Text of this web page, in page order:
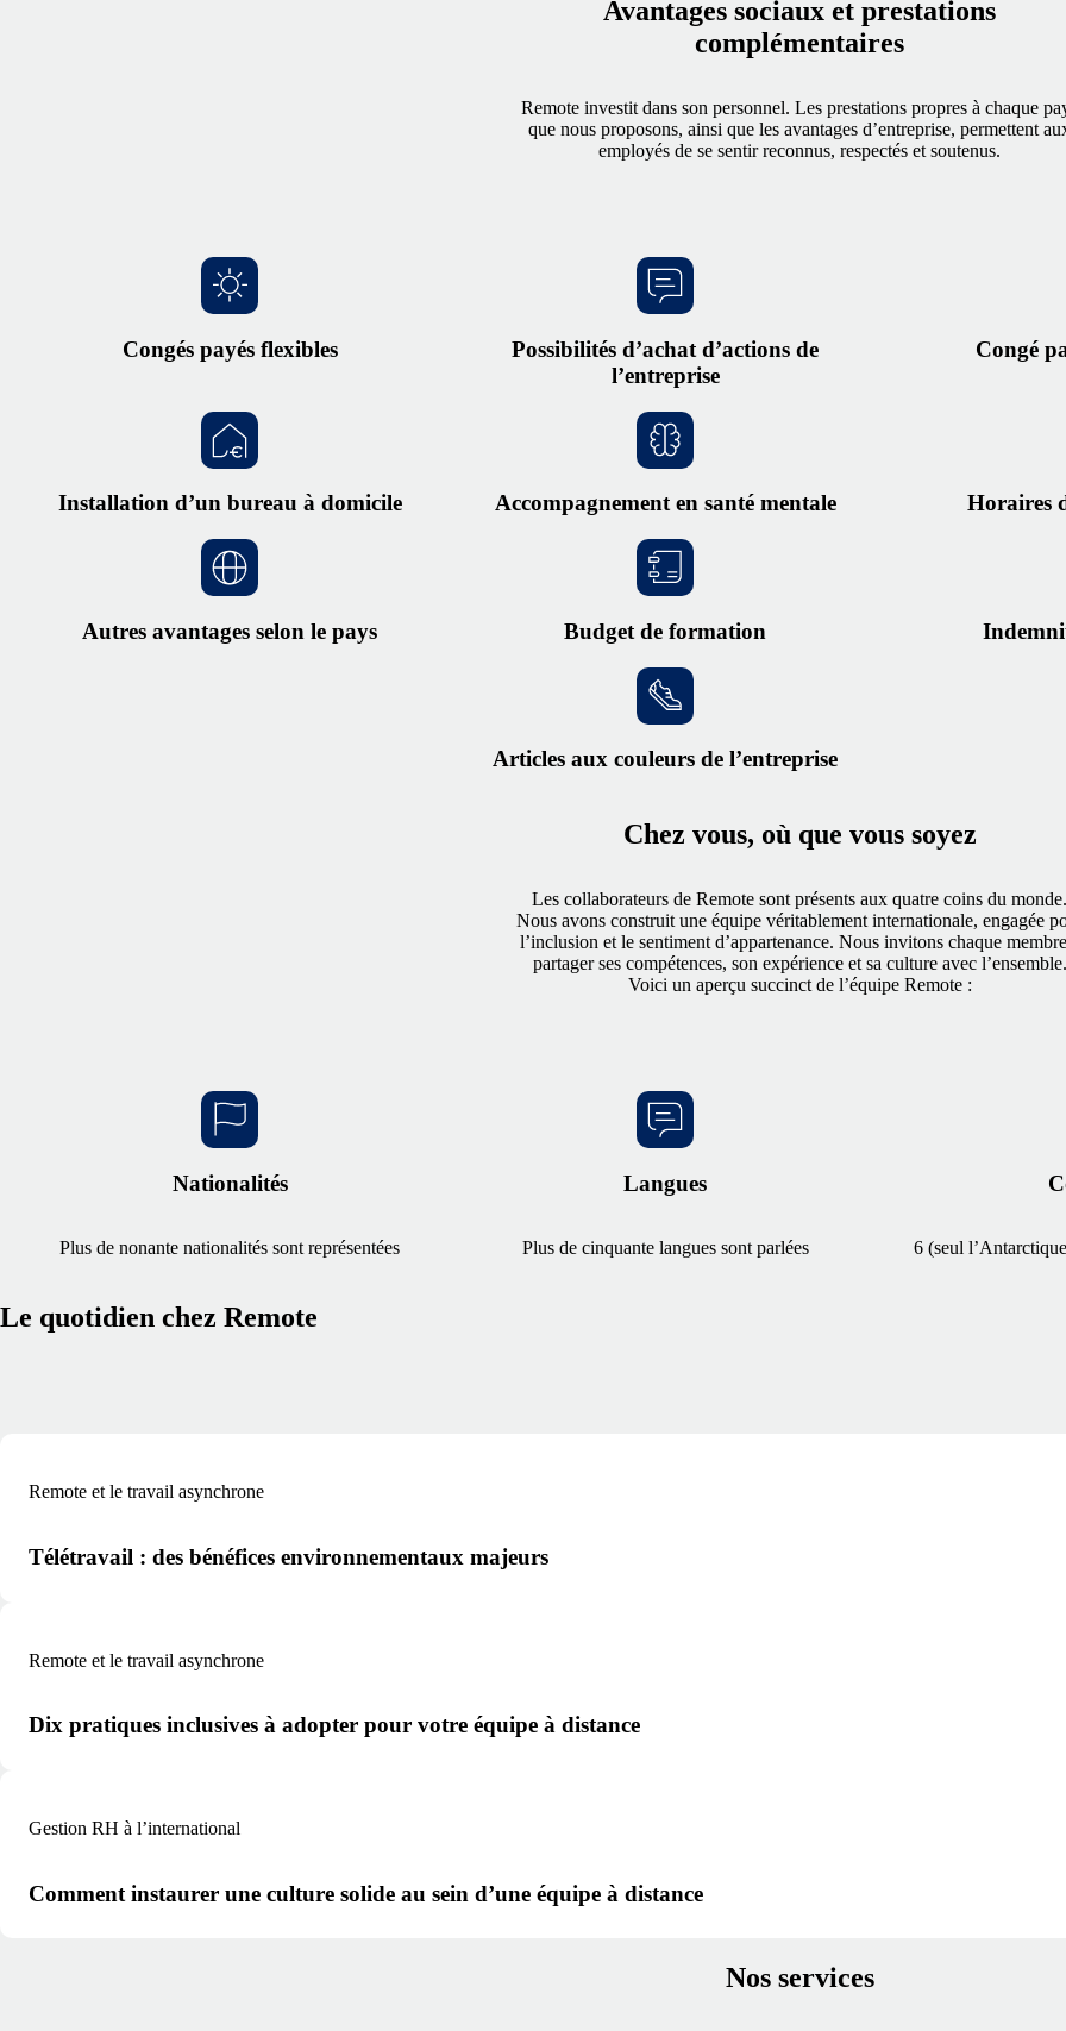
Avantages sociaux et prestations
complémentaires
Remote investit dans son personnel. Les prestations propres à chaque
que nous proposons, ainsi que les avantages d’entreprise, permettent
employés de se sentir reconnus, respectés et soutenus.
Congés payés flexibles
Possibilités d’achat d’actions de
l’entreprise
Congé
Installation d’un bureau à domicile Accompagnement en santé mentale Horaires
Autres avantages selon le pays Budget de formation
Articles aux couleurs de l’entreprise
Chez vous, où que vous soyez
Les collaborateurs de Remote sont présents aux quatre coins du monde.
Nous avons construit une équipe véritablement internationale, engagée
l’inclusion et le sentiment d’appartenance. Nous invitons chaque
partager ses compétences, son expérience et sa culture avec l’ensemble.
Voici un aperçu succinct de l’équipe Remote :
Nationalités
Plus de nonante nationalités sont représentées
Langues
Plus de cinquante langues sont parlées 6 (seul
Le quotidien chez Remote
Remote et le travail asynchrone
Télétravail : des bénéfices environnementaux majeurs
Remote et le travail asynchrone
Dix pratiques inclusives à adopter pour votre équipe à distance
Gestion RH à l’international
Comment instaurer une culture solide au sein d’une équipe à distance
Nos services